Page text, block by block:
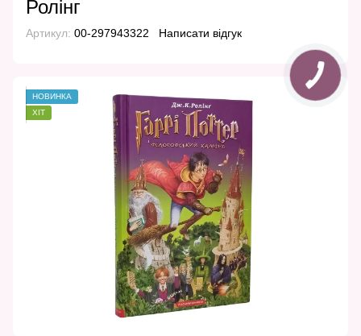
Ролінг
Артикул: 00-297943322 Написати відгук
НОВИНКА
ХІТ